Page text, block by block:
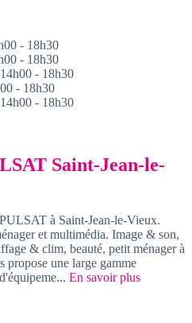
- 18h30
- 18h30
- 18h30
- 18h30
- 18h30
Saint-Jean-le-
à Saint-Jean-le-Vieux.
et multimédia. Image & son,
& clim, beauté, petit ménager à
propose une large gamme
En savoir plus